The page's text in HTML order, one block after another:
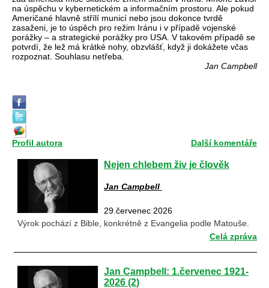
na úspěchu v kybernetickém a informačním prostoru. Ale pokud
Američané hlavně střílí municí nebo jsou dokonce tvrdě
zasaženi, je to úspěch pro režim Iránu i v případě vojenské
porážky – a strategické porážky pro USA. V takovém případě se
potvrdí, že lež má krátké nohy, obzvlášť, když ji dokážete včas
rozpoznat. Souhlasu netřeba.
Jan Campbell
Profil autora Další komentáře
Nejen chlebem živ je člověk
Jan Campbell
29.červenec 2026
Výrok pochází z Bible, konkrétně z Evangelia podle Matouše.
Celá zpráva
Jan Campbell: 1.červenec 1921-
2026 (2)